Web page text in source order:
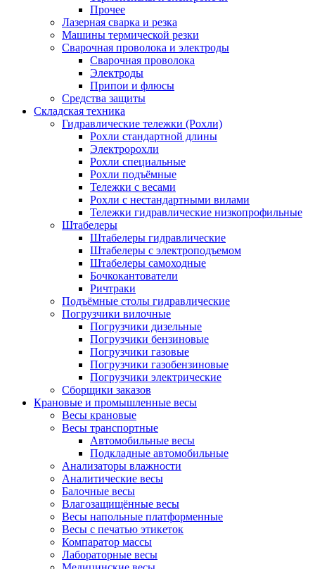
Прочее
Лазерная сварка и резка
Машины термической резки
Сварочная проволока и электроды
Сварочная проволока
Электроды
Припои и флюсы
Средства защиты
Складская техника
Гидравлические тележки (Рохли)
Рохли стандартной длины
Электророхли
Рохли специальные
Рохли подъёмные
Тележки с весами
Рохли с нестандартными вилами
Тележки гидравлические низкопрофильные
Штабелеры
Штабелеры гидравлические
Штабелеры с электроподъемом
Штабелеры самоходные
Бочкокантователи
Ричтраки
Подъёмные столы гидравлические
Погрузчики вилочные
Погрузчики дизельные
Погрузчики бензиновые
Погрузчики газовые
Погрузчики газобензиновые
Погрузчики электрические
Сборщики заказов
Крановые и промышленные весы
Весы крановые
Весы транспортные
Автомобильные весы
Подкладные автомобильные
Анализаторы влажности
Аналитические весы
Балочные весы
Влагозащищённые весы
Весы напольные платформенные
Весы с печатью этикеток
Компаратор массы
Лабораторные весы